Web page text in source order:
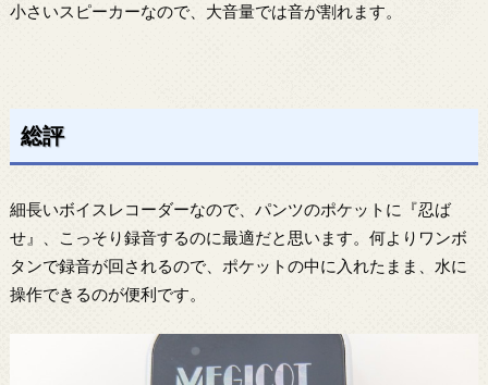
小さいスピーカーなので、大音量では音が割れます。
総評
細長いボイスレコーダーなので、パンツのポケットに『忍ば
せ』、こっそり録音するのに最適だと思います。何よりワンボ
タンで録音が回されるので、ポケットの中に入れたまま、水に
操作できるのが便利です。